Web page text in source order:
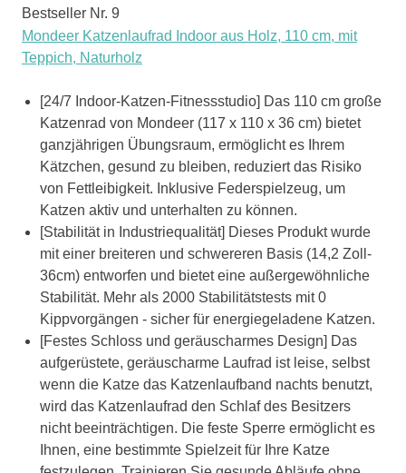
Bestseller Nr. 9
Mondeer Katzenlaufrad Indoor aus Holz, 110 cm, mit
Teppich, Naturholz
[24/7 Indoor-Katzen-Fitnessstudio] Das 110 cm große
Katzenrad von Mondeer (117 x 110 x 36 cm) bietet
ganzjährigen Übungsraum, ermöglicht es Ihrem
Kätzchen, gesund zu bleiben, reduziert das Risiko
von Fettleibigkeit. Inklusive Federspielzeug, um
Katzen aktiv und unterhalten zu können.
[Stabilität in Industriequalität] Dieses Produkt wurde
mit einer breiteren und schwereren Basis (14,2 Zoll-
36cm) entworfen und bietet eine außergewöhnliche
Stabilität. Mehr als 2000 Stabilitätstests mit 0
Kippvorgängen - sicher für energiegeladene Katzen.
[Festes Schloss und geräuscharmes Design] Das
aufgerüstete, geräuscharme Laufrad ist leise, selbst
wenn die Katze das Katzenlaufband nachts benutzt,
wird das Katzenlaufrad den Schlaf des Besitzers
nicht beeinträchtigen. Die feste Sperre ermöglicht es
Ihnen, eine bestimmte Spielzeit für Ihre Katze